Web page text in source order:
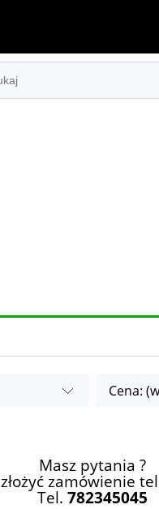
Cena:
Masz pytania ?
zamówienie
Tel. 782345045